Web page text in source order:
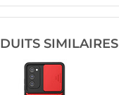
SIMILAIRES